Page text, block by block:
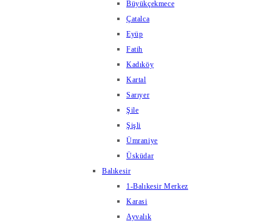
Büyükçekmece
Çatalca
Eyüp
Fatih
Kadıköy
Kartal
Sarıyer
Şile
Şişli
Ümraniye
Üsküdar
Balıkesir
1-Balıkesir Merkez
Karasi
Ayvalık